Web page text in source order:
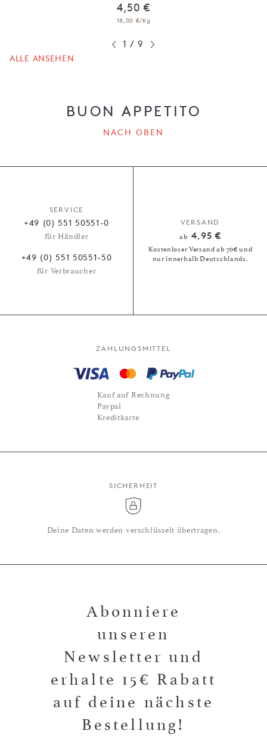
4,50 €
18,00 €/Kg
1 / 9
ALLE ANSEHEN
BUON APPETITO
NACH OBEN
SERVICE
+49 (0) 551 50551-0
für Händler
+49 (0) 551 50551-50
für Verbraucher
VERSAND
ab 4,95 €
Kostenloser Versand ab 70€ und
nur innerhalb Deutschlands.
ZAHLUNGSMITTEL
Kauf auf Rechnung
Paypal
Kreditkarte
SICHERHEIT
Deine Daten werden verschlüsselt übertragen.
Abonniere
unseren
Newsletter und
erhalte 15€ Rabatt
auf deine nächste
Bestellung!